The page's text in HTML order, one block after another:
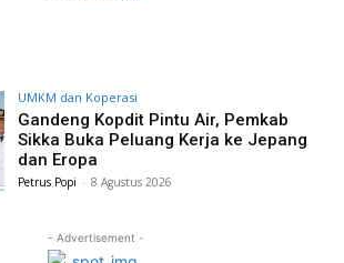
UMKM dan Koperasi
Gandeng Kopdit Pintu Air, Pemkab
Sikka Buka Peluang Kerja ke Jepang
dan Eropa
Petrus Popi - 8 Agustus 2026
- Advertisement -